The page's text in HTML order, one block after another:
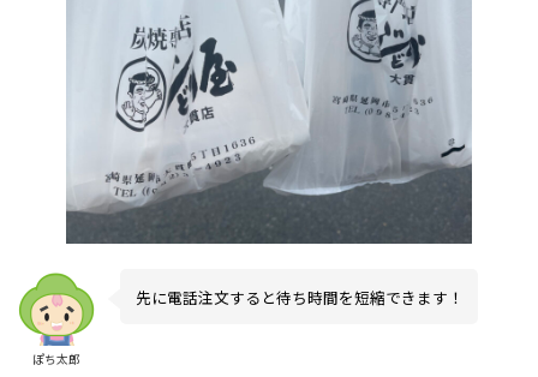
ぽち太郎
先に電話注文すると待ち時間を短縮できます！